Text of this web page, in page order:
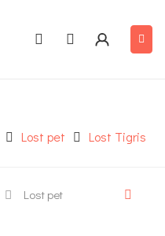
Lost pet Lost Tigris
Lost pet